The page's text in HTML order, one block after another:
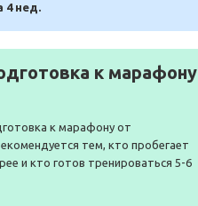
4 нед.
к марафону
к марафону от
тем, кто пробегает
и кто готов тренироваться 5-6